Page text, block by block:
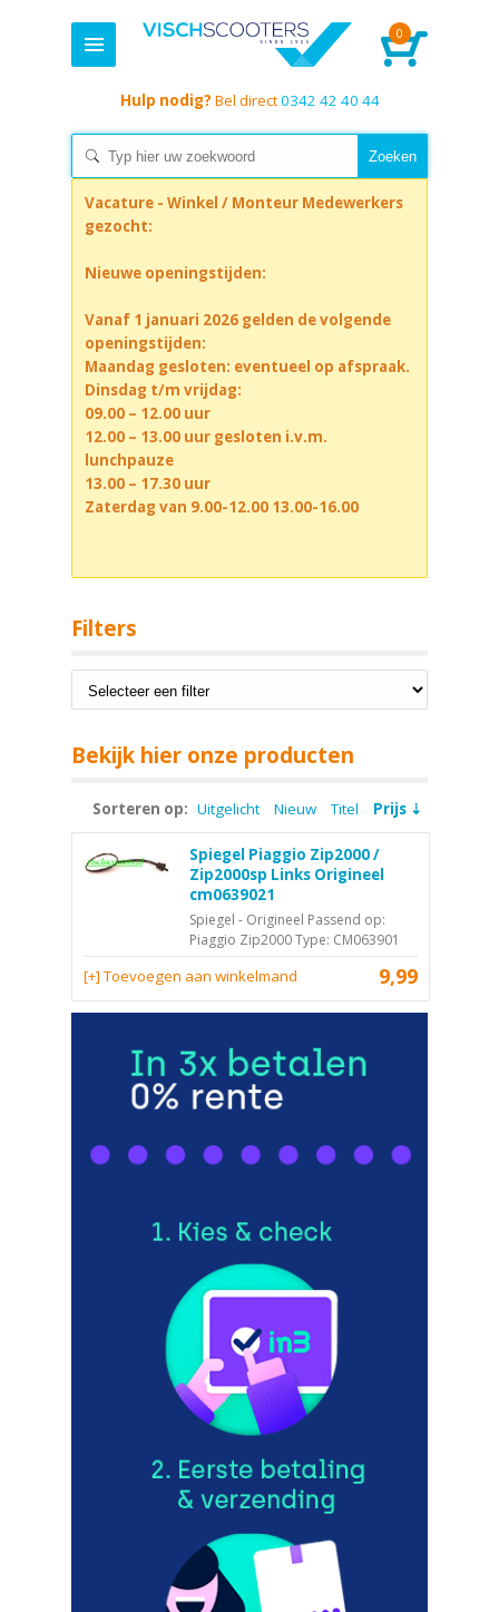
0
Hulp nodig? Bel direct0342 42 40 44
Vacature - Winkel / Monteur Medewerkers
gezocht:
Nieuwe openingstijden:
Vanaf 1 januari 2026 gelden de volgende
openingstijden:
Maandag gesloten: eventueel op afspraak.
Dinsdag t/m vrijdag:
09.00 – 12.00 uur
12.00 – 13.00 uur gesloten i.v.m.
lunchpauze
13.00 – 17.30 uur
Zaterdag van 9.00-12.00 13.00-16.00
Filters
Bekijk hier onze producten
Sorteren op: Uitgelicht Nieuw Titel Prijs
Spiegel Piaggio Zip2000 /
Zip2000sp Links Origineel
cm0639021
Spiegel - Origineel Passend op:
Piaggio Zip2000 Type: CM063901
9,99
[+] Toevoegen aan winkelmand